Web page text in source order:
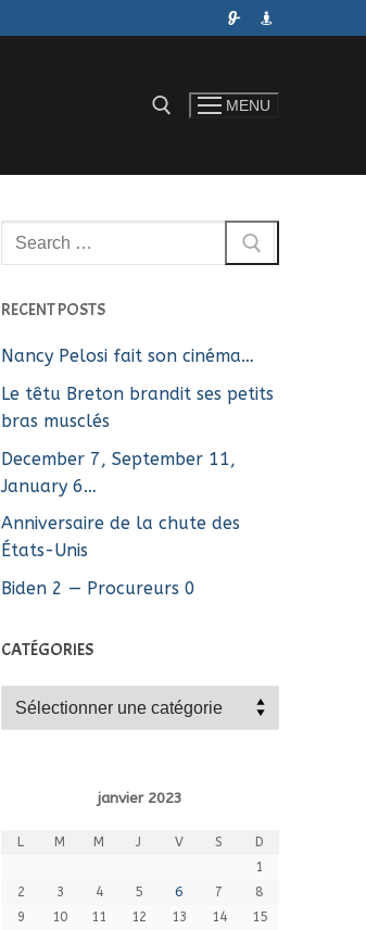
MENU
Rechercher
:
RECENT POSTS
Nancy Pelosi fait son cinéma…
Le têtu Breton brandit ses petits
bras musclés
December 7, September 11,
January 6…
Anniversaire de la chute des
États-Unis
Biden 2 — Procureurs 0
CATÉGORIES
Catégories
janvier 2023
L M M J V S
D
1
2
3 4 5 6 7
8
9
10 11 12 13 14
15